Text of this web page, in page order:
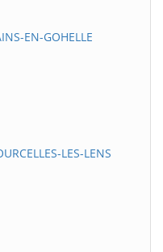
EN-GOHELLE
LES-LENS